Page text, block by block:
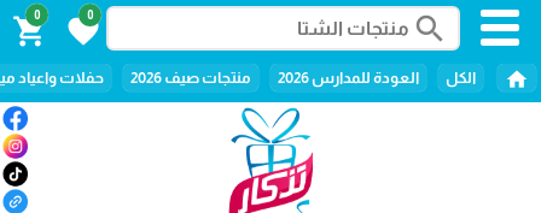
search
0
favorite
0
shopping_cart
home الكل العودة للمدارس 2026 منتجات صيف 2026 حفلات واعياد